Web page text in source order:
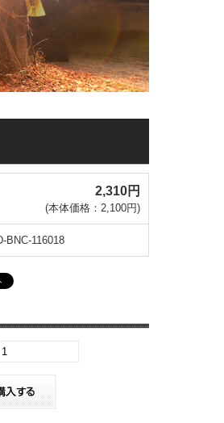
2,310円
(本体価格：2,100円)
BNC-116018